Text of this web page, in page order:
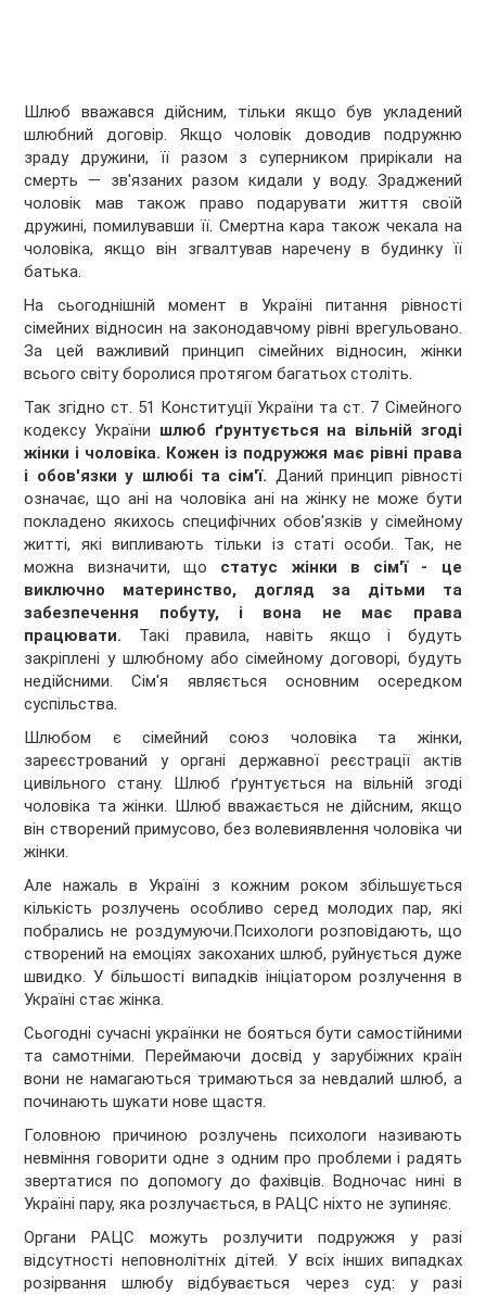
Шлюб вважався дійсним, тільки якщо був укладений
шлюбний договір. Якщо чоловік доводив подружню
зраду дружини, її разом з суперником прирікали на
смерть — зв'язаних разом кидали у воду. Зраджений
чоловік мав також право подарувати життя своїй
дружині, помилувавши її. Смертна кара також чекала на
чоловіка, якщо він згвалтував наречену в будинку її
батька.
На сьогоднішній момент в Україні питання рівності
сімейних відносин на законодавчому рівні врегульовано.
За цей важливий принцип сімейних відносин, жінки
всього світу боролися протягом багатьох століть.
Так згідно ст. 51 Конституції України та ст. 7 Сімейного
кодексу України шлюб ґрунтується на вільній згоді
жінки і чоловіка. Кожен із подружжя має рівні права
і обов'язки у шлюбі та сім'ї. Даний принцип рівності
означає, що ані на чоловіка ані на жінку не може бути
покладено якихось специфічних обов'язків у сімейному
житті, які випливають тільки із статі особи. Так, не
можна визначити, що статус жінки в сім'ї - це
виключно материнство, догляд за дітьми та
забезпечення побуту, і вона не має права
працювати. Такі правила, навіть якщо і будуть
закріплені у шлюбному або сімейному договорі, будуть
недійсними. Сім'я являється основним осередком
суспільства.
Шлюбом є сімейний союз чоловіка та жінки,
зареєстрований у органі державної реєстрації актів
цивільного стану. Шлюб ґрунтується на вільній згоді
чоловіка та жінки. Шлюб вважається не дійсним, якщо
він створений примусово, без волевиявлення чоловіка чи
жінки.
Але нажаль в Україні з кожним роком збільшується
кількість розлучень особливо серед молодих пар, які
побрались не роздумуючи.Психологи розповідають, що
створений на емоціях закоханих шлюб, руйнується дуже
швидко. У більшості випадків ініціатором розлучення в
Україні стає жінка.
Сьогодні сучасні українки не бояться бути самостійними
та самотніми. Переймаючи досвід у зарубіжних країн
вони не намагаються тримаються за невдалий шлюб, а
починають шукати нове щастя.
Головною причиною розлучень психологи називають
невміння говорити одне з одним про проблеми і радять
звертатися по допомогу до фахівців. Водночас нині в
Україні пару, яка розлучається, в РАЦС ніхто не зупиняє.
Органи РАЦС можуть розлучити подружжя у разі
відсутності неповнолітніх дітей. У всіх інших випадках
розірвання шлюбу відбувається через суд: у разі